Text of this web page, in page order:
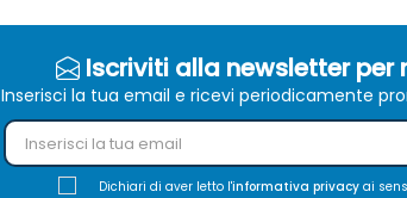
Iscriviti alla newsletter per
Inserisci la tua email e ricevi periodicamente
Dichiari di aver letto l'informativa privacy ai